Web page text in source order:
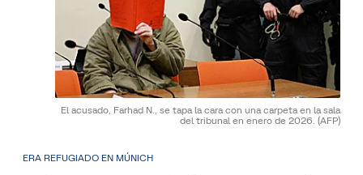
El acusado, Farhad N., se tapa la cara con una carpeta en la sala
del tribunal en enero de 2026. (AFP)
ERA REFUGIADO EN MÚNICH